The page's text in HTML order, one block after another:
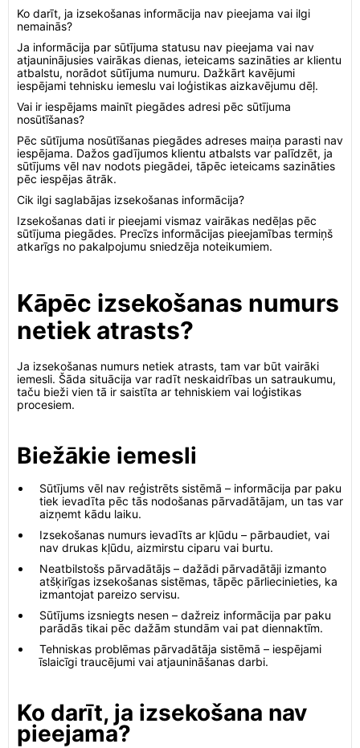
Ko darīt, ja izsekošanas informācija nav pieejama vai ilgi
nemainās?
Ja informācija par sūtījuma statusu nav pieejama vai nav
atjauninājusies vairākas dienas, ieteicams sazināties ar klientu
atbalstu, norādot sūtījuma numuru. Dažkārt kavējumi
iespējami tehnisku iemeslu vai loģistikas aizkavējumu dēļ.
Vai ir iespējams mainīt piegādes adresi pēc sūtījuma
nosūtīšanas?
Pēc sūtījuma nosūtīšanas piegādes adreses maiņa parasti nav
iespējama. Dažos gadījumos klientu atbalsts var palīdzēt, ja
sūtījums vēl nav nodots piegādei, tāpēc ieteicams sazināties
pēc iespējas ātrāk.
Cik ilgi saglabājas izsekošanas informācija?
Izsekošanas dati ir pieejami vismaz vairākas nedēļas pēc
sūtījuma piegādes. Precīzs informācijas pieejamības termiņš
atkarīgs no pakalpojumu sniedzēja noteikumiem.
Kāpēc izsekošanas numurs
netiek atrasts?
Ja izsekošanas numurs netiek atrasts, tam var būt vairāki
iemesli. Šāda situācija var radīt neskaidrības un satraukumu,
taču bieži vien tā ir saistīta ar tehniskiem vai loģistikas
procesiem.
Biežākie iemesli
Sūtījums vēl nav reģistrēts sistēmā – informācija par paku
tiek ievadīta pēc tās nodošanas pārvadātājam, un tas var
aizņemt kādu laiku.
Izsekošanas numurs ievadīts ar kļūdu – pārbaudiet, vai
nav drukas kļūdu, aizmirstu ciparu vai burtu.
Neatbilstošs pārvadātājs – dažādi pārvadātāji izmanto
atšķirīgas izsekošanas sistēmas, tāpēc pārliecinieties, ka
izmantojat pareizo servisu.
Sūtījums izsniegts nesen – dažreiz informācija par paku
parādās tikai pēc dažām stundām vai pat diennaktīm.
Tehniskas problēmas pārvadātāja sistēmā – iespējami
īslaicīgi traucējumi vai atjaunināšanas darbi.
Ko darīt, ja izsekošana nav
pieejama?